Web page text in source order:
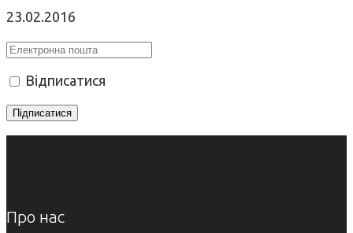
23.02.2016
Відписатися
Про нас